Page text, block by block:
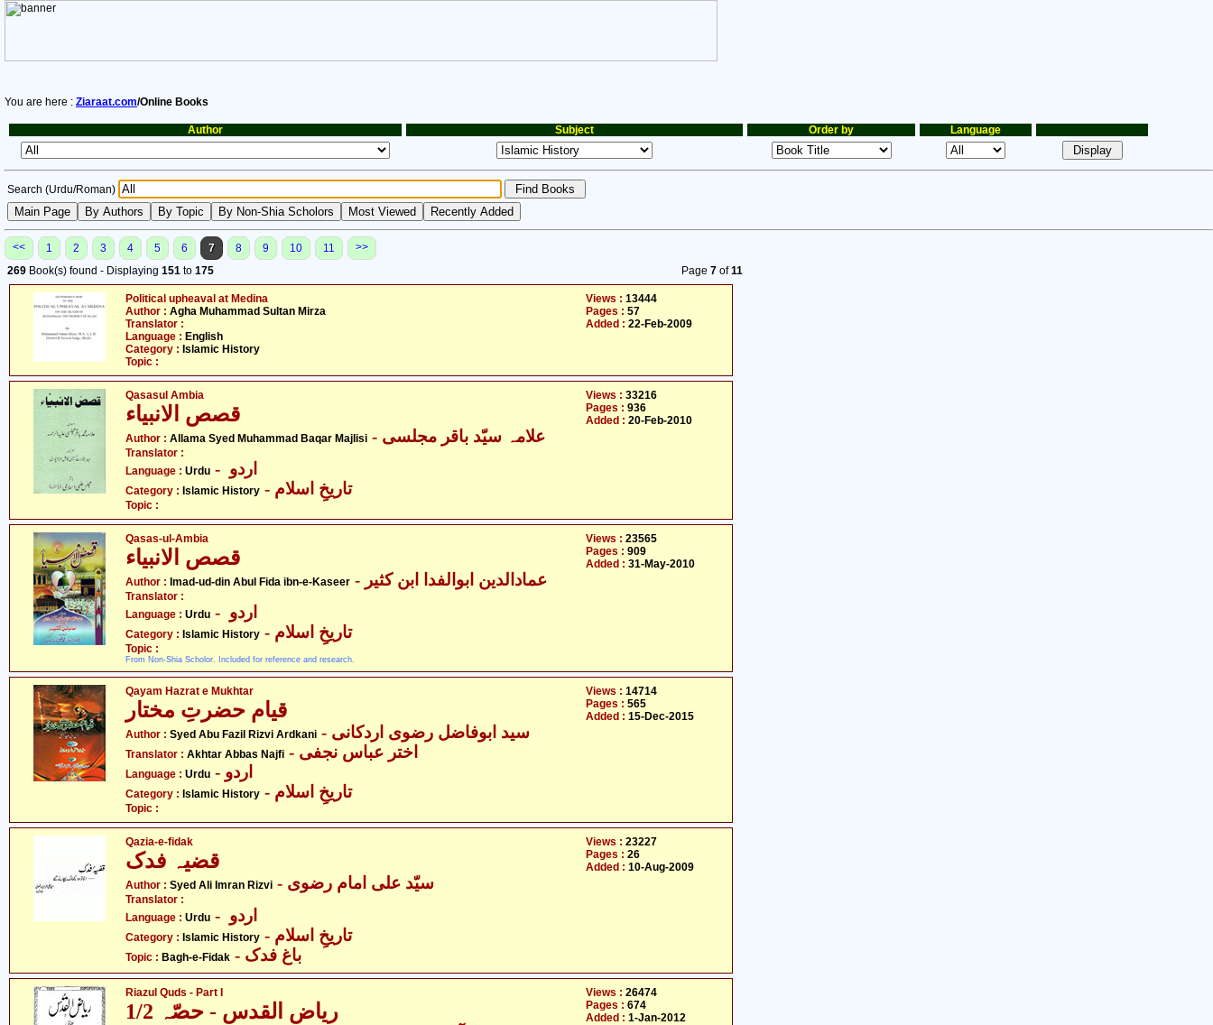
You are here : Ziaraat.com/Online Books
Author Subject Order by Language
Search (Urdu/Roman)
<< 1 2 3 4 5 6 7 8 9 10 11
>>
269 Book(s) found - Displaying 151 to 175 Page 7of11
Political upheaval at Medina
Author : Agha Muhammad Sultan Mirza
Translator :
Language : English
Category : Islamic History
Topic :
Views : 13444
Pages : 57
Added : 22-Feb-2009
Qasasul Ambia
Author : Allama Syed Muhammad Baqar Majlisi
Translator :
Language : Urdu
Category : Islamic History - تاریخِ اسلام
Topic :
Views : 33216
Pages : 936
Added : 20-Feb-2010
Qasas-ul-Ambia
Author : Imad-ud-din Abul Fida ibn-e-Kaseer - عمادالدین ابوالفدا ابن کثیر
Translator :
Language : Urdu
Category : Islamic History - تاریخِ اسلام
Topic :
From Non-Shia Scholor. Included for reference and research.
Views : 23565
Pages : 909
Added : 31-May-2010
Qayam Hazrat e Mukhtar
قیام حضرتِ مختار
Author : Syed Abu Fazil Rizvi Ardkani - سید ابوفاضل رضوی اردکانی
Translator : Akhtar Abbas Najfi - اختر عباس نجفی
Language : Urdu - اردو
Category : Islamic History - تاریخِ اسلام
Topic :
Views : 14714
Pages : 565
Added : 15-Dec-2015
Qazia-e-fidak
Author : Syed Ali Imran Rizvi - سیّد علی امام رضوی
Translator :
Language : Urdu
Category : Islamic History - تاریخِ اسلام
Topic : Bagh-e-Fidak - باغ فدک
Views : 23227
Pages : 26
Added : 10-Aug-2009
Riazul Quds - Part I
1/2 ریاض القدس - حصّہ
Views : 26474
Pages : 674
Added : 1-Jan-2012